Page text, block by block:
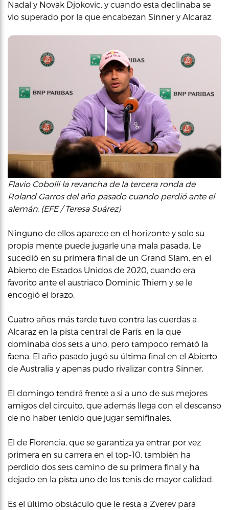
Nadal y Novak Djokovic, y cuando esta declinaba se
vio superado por la que encabezan Sinner y Alcaraz.
Flavio Cobolli la revancha de la tercera ronda de
Roland Garros del año pasado cuando perdió ante el
alemán. (EFE / Teresa Suárez)
Ninguno de ellos aparece en el horizonte y solo su
propia mente puede jugarle una mala pasada. Le
sucedió en su primera final de un Grand Slam, en el
Abierto de Estados Unidos de 2020, cuando era
favorito ante el austriaco Dominic Thiem y se le
encogió el brazo.
Cuatro años más tarde tuvo contra las cuerdas a
Alcaraz en la pista central de París, en la que
dominaba dos sets a uno, pero tampoco remató la
faena. El año pasado jugó su última final en el Abierto
de Australia y apenas pudo rivalizar contra Sinner.
El domingo tendrá frente a si a uno de sus mejores
amigos del circuito, que además llega con el descanso
de no haber tenido que jugar semifinales.
El de Florencia, que se garantiza ya entrar por vez
primera en su carrera en el top-10, también ha
perdido dos sets camino de su primera final y ha
dejado en la pista uno de los tenis de mayor calidad.
Es el último obstáculo que le resta a Zverev para